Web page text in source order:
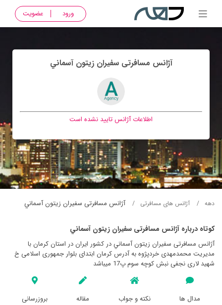
ورود عضویت
آژانس مسافرتی سفيران زيتون آسماني
اطلاعات آژانس تایید نشده است
دهه آژانس های مسافرتی آژانس مسافرتی سفيران زيتون آسماني
کوتاه درباره آژانس مسافرتی سفيران زيتون آسماني
آژانس مسافرتی سفيران زيتون آسماني در کشور ایران در استان کرمان با
مدیریت محمدمهدی خردپژوه به آدرس کرمان ابتدای بلوار جمهوری اسلامی خ
شهید لاری نجفی نبش کوچه سوم پ17 میباشد
مدال ها
نکته و جواب
مقاله
بروزرسانی